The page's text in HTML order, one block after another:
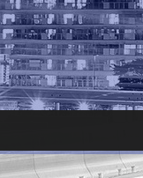
и автоспорт»